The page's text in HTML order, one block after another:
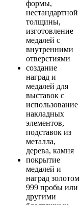
формы,
нестандартной
толщины,
изготовление
медалей с
внутренними
отверстиями
создание
наград и
медалей для
выставок с
использование
накладных
элементов,
подставок из
металла,
дерева, камня
покрытие
медалей и
наград золотом
999 пробы или
другими